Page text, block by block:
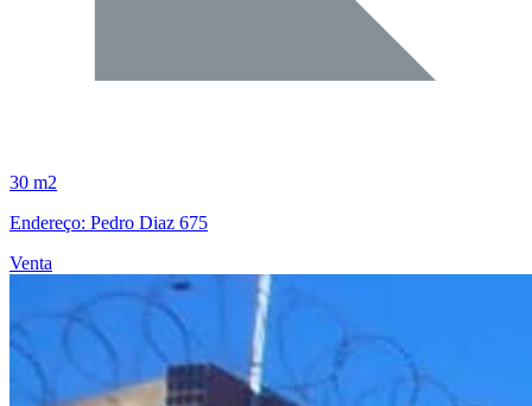
30 m2
Endereço: Pedro Diaz 675
Venta